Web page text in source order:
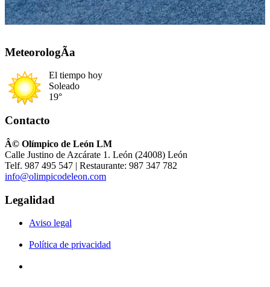
MeteorologÃ­a
El tiempo hoy
Soleado
19°
Contacto
Â© Olímpico de León LM
Calle Justino de Azcárate 1. León (24008) León
Telf. 987 495 547 | Restaurante: 987 347 782
info@olimpicodeleon.com
Legalidad
Aviso legal
Política de privacidad